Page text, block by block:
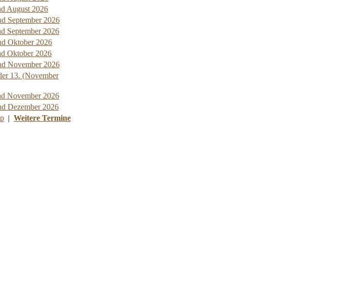
August 2026
September 2026
September 2026
Oktober 2026
Oktober 2026
November 2026
13. (November
November 2026
Dezember 2026
| Weitere Termine